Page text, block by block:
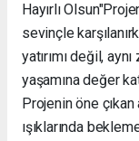
Hayırlı Olsun"
sevinçle
yatırımı değil,
yaşamına değer
Projenin öne çıkan
ışıklarında